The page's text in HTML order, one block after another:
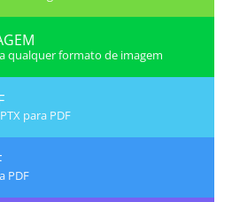
qualquer formato de imagem
para PDF
PDF